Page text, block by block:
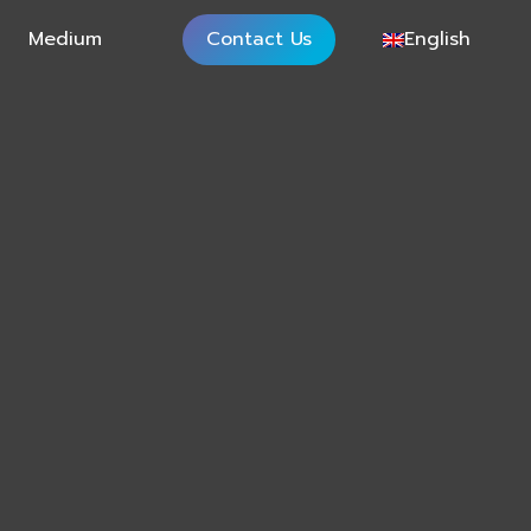
Medium Contact Us English